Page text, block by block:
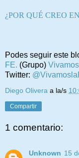
¿POR QUÉ CREO
Podes seguir este
FE. (Grupo)
Twitter:
Diego Olivera a la/s
Compartir
1 comentario:
Unknown 15